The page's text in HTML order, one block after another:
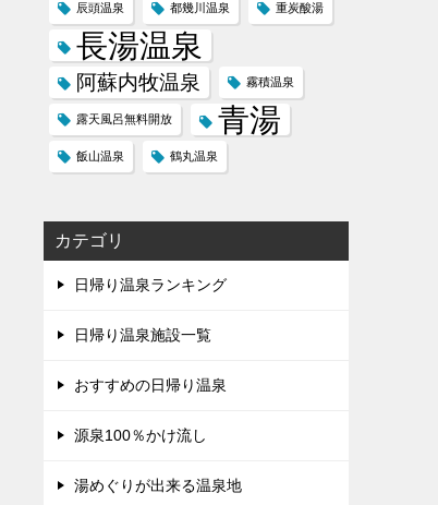
辰頭温泉 都幾川温泉 重炭酸湯
長湯温泉
阿蘇内牧温泉 霧積温泉
露天風呂無料開放 青湯
飯山温泉 鶴丸温泉
カテゴリ
日帰り温泉ランキング
日帰り温泉施設一覧
おすすめの日帰り温泉
源泉100％かけ流し
湯めぐりが出来る温泉地